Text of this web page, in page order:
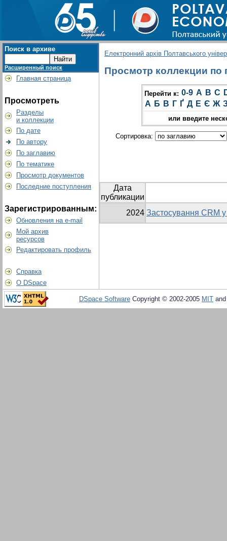
Поиск в архиве
Расширенный поиск
Главная страница
Просмотреть
Разделы
и коллекции
По дате
По автору
По заглавию
По тематике
Просмотр документов
Последние поступления
Зарегистрированным:
Обновления на e-mail
Мой архив
ресурсов
Редактировать профиль
Справка
О DSpace
Електронний архів Полтавського
Просмотр коллекции по
Перейти к: 0-9 A B C
А Б В Г Ґ Д Е Є Ж
или введите
Сортировка:
Дата
публикации
2024 Застосування CRM у
DSpace Software Copyright © 2002-2005 MIT